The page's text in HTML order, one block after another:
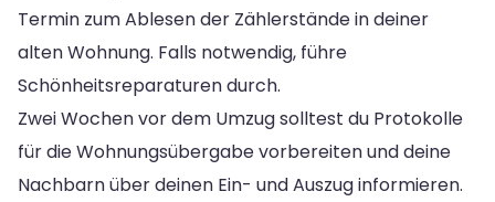
Termin zum Ablesen der Zählerstände in deiner
alten Wohnung. Falls notwendig, führe
Schönheitsreparaturen durch.
Zwei Wochen vor dem Umzug solltest du Protokolle
für die Wohnungsübergabe vorbereiten und deine
Nachbarn über deinen Ein- und Auszug informieren.